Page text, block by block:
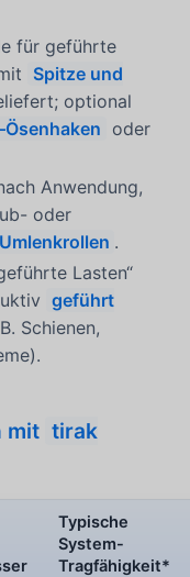
für geführte
Spitze und
optional
oder
Anwendung,
oder
Umlenkrollen .
Lasten“
geführt
Schienen,
mit tirak
Typische
System-
Tragfähigkeit*